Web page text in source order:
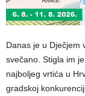
Danas je u Dječjem
svečano. Stigla im
najboljeg vrtića u
gradskoj